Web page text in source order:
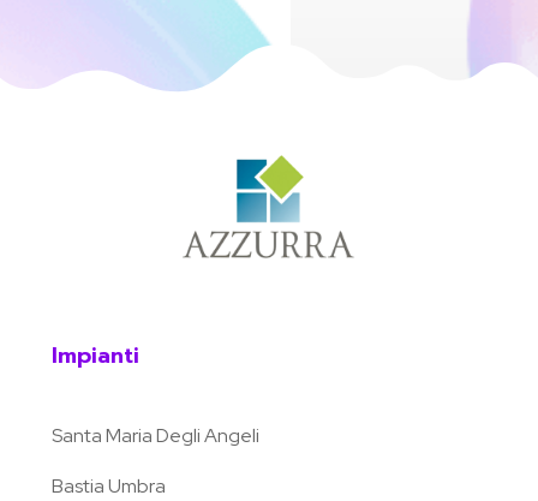
Impianti
Santa Maria Degli Angeli
Bastia Umbra